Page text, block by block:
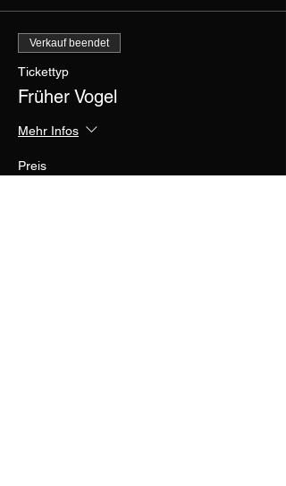
Verkauf beendet
Tickettyp
Früher Vogel
Mehr Infos
Preis